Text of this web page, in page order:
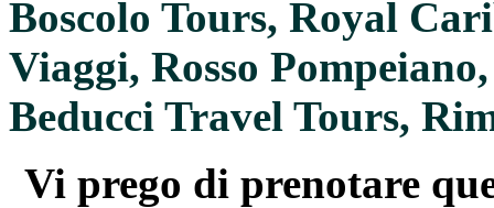
Boscolo Tours, Royal
Viaggi, Rosso
Beducci Travel Tours,
Vi prego di prenotare